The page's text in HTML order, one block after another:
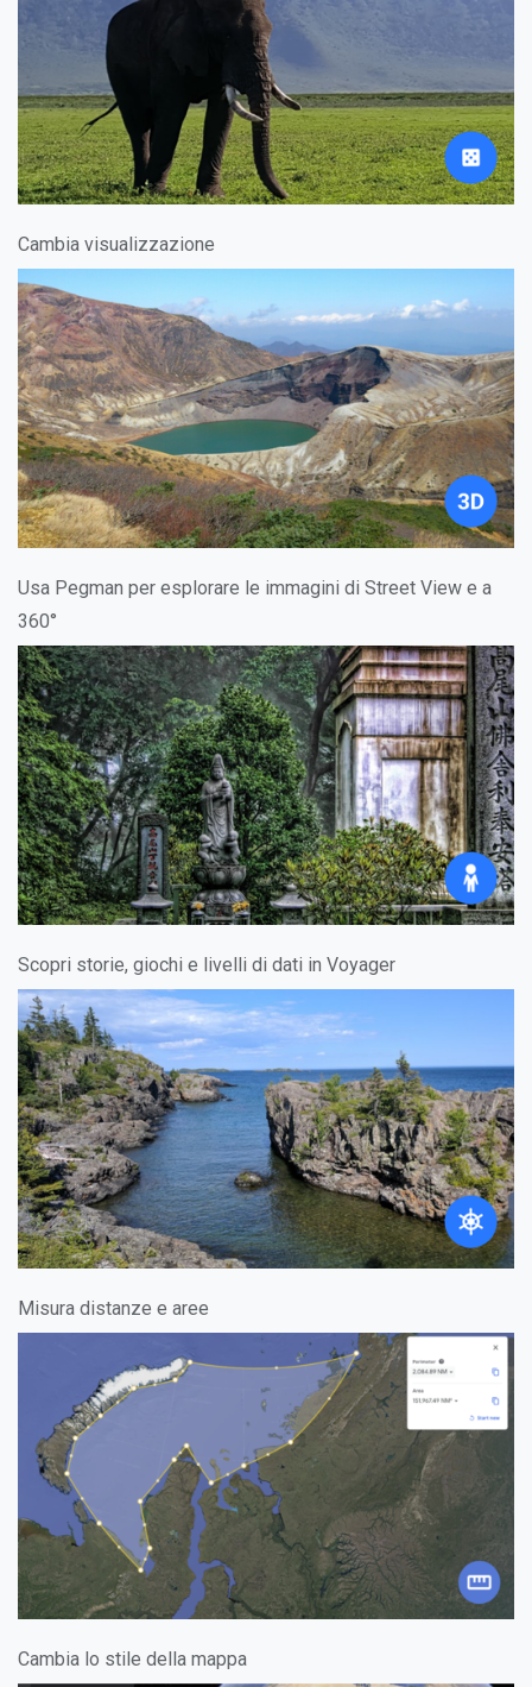
Cambia visualizzazione
Usa Pegman per esplorare le immagini di Street View e a
360°
Scopri storie, giochi e livelli di dati in Voyager
Misura distanze e aree
Cambia lo stile della mappa